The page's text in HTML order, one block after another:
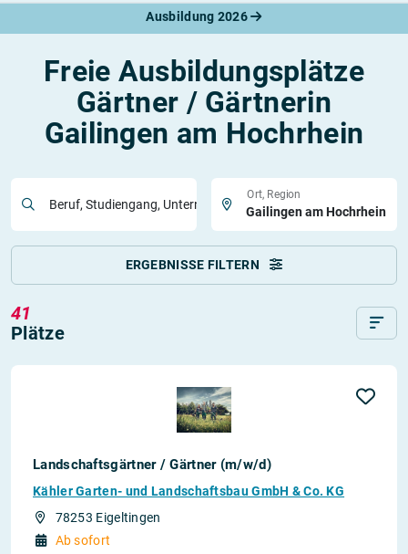
Ausbildung 2026
Freie Ausbildungsplätze
Gärtner / Gärtnerin
Gailingen am Hochrhein
Beruf, Studiengang, Unternehmen
Ort, Region
ERGEBNISSE FILTERN
41
Plätze
Landschaftsgärtner / Gärtner (m/w/d)
Kähler Garten- und Landschaftsbau GmbH & Co. KG
78253 Eigeltingen
Ab sofort